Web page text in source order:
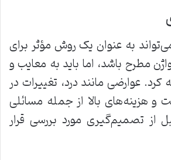
به عنوان یک روش مؤثر برای
مطرح باشد، اما باید به معایب و
عوارضی مانند درد، تغییرات در
هزینه‌های بالا از جمله مسائلی
از تصمیم‌گیری مورد بررسی قرار